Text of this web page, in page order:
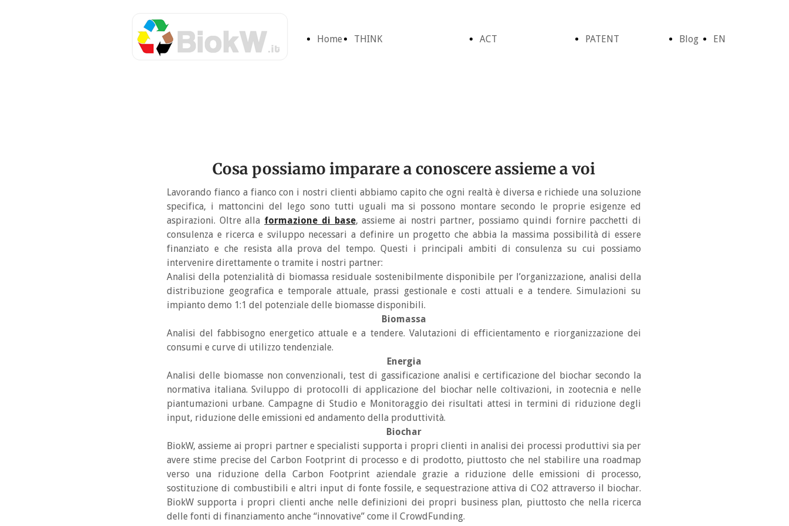
Home THINK
Factfulness
Servizi
Ecosistemici
Dal Produttore al
Consumatore
ACT
BiocharItalia
PATENT Blog EN
Cosa possiamo imparare a conoscere assieme a voi
Lavorando fianco a fianco con i nostri clienti abbiamo capito che ogni realtà è diversa e richiede una soluzione
specifica, i mattoncini del lego sono tutti uguali ma si possono montare secondo le proprie esigenze ed
aspirazioni. Oltre alla formazione di base, assieme ai nostri partner, possiamo quindi fornire pacchetti di
consulenza e ricerca e sviluppo necessari a definire un progetto che abbia la massima possibilità di essere
finanziato e che resista alla prova del tempo. Questi i principali ambiti di consulenza su cui possiamo
intervenire direttamente o tramite i nostri partner:
Analisi della potenzialità di biomassa residuale sostenibilmente disponibile per l’organizzazione, analisi della
distribuzione geografica e temporale attuale, prassi gestionale e costi attuali e a tendere. Simulazioni su
impianto demo 1:1 del potenziale delle biomasse disponibili.
Biomassa
Analisi del fabbisogno energetico attuale e a tendere. Valutazioni di efficientamento e riorganizzazione dei
consumi e curve di utilizzo tendenziale.
Energia
Analisi delle biomasse non convenzionali, test di gassificazione analisi e certificazione del biochar secondo la
normativa italiana. Sviluppo di protocolli di applicazione del biochar nelle coltivazioni, in zootecnia e nelle
piantumazioni urbane. Campagne di Studio e Monitoraggio dei risultati attesi in termini di riduzione degli
input, riduzione delle emissioni ed andamento della produttività.
Biochar
BiokW, assieme ai propri partner e specialisti supporta i propri clienti in analisi dei processi produttivi sia per
avere stime precise del Carbon Footprint di processo e di prodotto, piuttosto che nel stabilire una roadmap
verso una riduzione della Carbon Footprint aziendale grazie a riduzione delle emissioni di processo,
sostituzione di combustibili e altri input di fonte fossile, e sequestrazione attiva di CO2 attraverso il biochar.
BiokW supporta i propri clienti anche nelle definizioni dei propri business plan, piuttosto che nella ricerca
delle fonti di finanziamento anche “innovative” come il CrowdFunding.